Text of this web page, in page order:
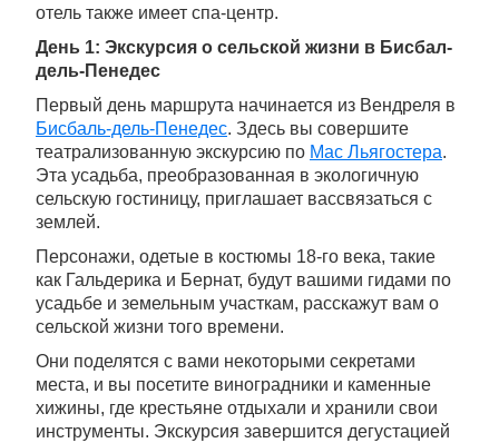
отель также имеет спа-центр.
День 1: Экскурсия о сельской жизни в Бисбал-
дель-Пенедес
Первый день маршрута начинается из Вендреля в
Бисбаль-дель-Пенедес. Здесь вы совершите
театрализованную экскурсию по Мас Льягостера.
Эта усадьба, преобразованная в экологичную
сельскую гостиницу, приглашает вассвязаться с
землей.
Персонажи, одетые в костюмы 18-го века, такие
как Гальдерика и Бернат, будут вашими гидами по
усадьбе и земельным участкам, расскажут вам о
сельской жизни того времени.
Они поделятся с вами некоторыми секретами
места, и вы посетите виноградники и каменные
хижины, где крестьяне отдыхали и хранили свои
инструменты. Экскурсия завершится дегустацией